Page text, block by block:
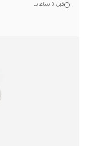
قبل 3 ساعات